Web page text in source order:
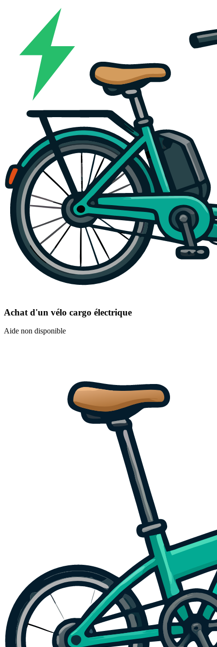
Achat d'un vélo cargo électrique
Aide non disponible